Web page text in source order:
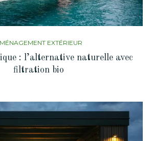
EXTÉRIEUR
: l’alternative naturelle avec
filtration bio